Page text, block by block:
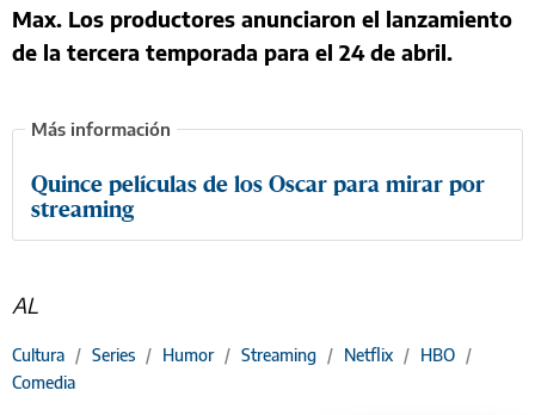
Max. Los productores anunciaron el lanzamiento
de la tercera temporada para el 24 de abril.
Quince películas de los Oscar para mirar por
streaming
AL
Cultura / Series / Humor / Streaming / Netflix / HBO /
Comedia